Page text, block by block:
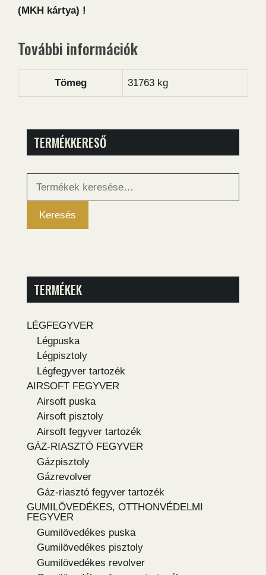
(MKH kártya) !
További információk
Tömeg 31763 kg
TERMÉKKERESŐ
következőre:
Keresés
TERMÉKEK
LÉGFEGYVER
Légpuska
Légpisztoly
Légfegyver tartozék
AIRSOFT FEGYVER
Airsoft puska
Airsoft pisztoly
Airsoft fegyver tartozék
GÁZ-RIASZTÓ FEGYVER
Gázpisztoly
Gázrevolver
Gáz-riasztó fegyver tartozék
GUMILÖVEDÉKES, OTTHONVÉDELMI
FEGYVER
Gumilövedékes puska
Gumilövedékes pisztoly
Gumilövedékes revolver